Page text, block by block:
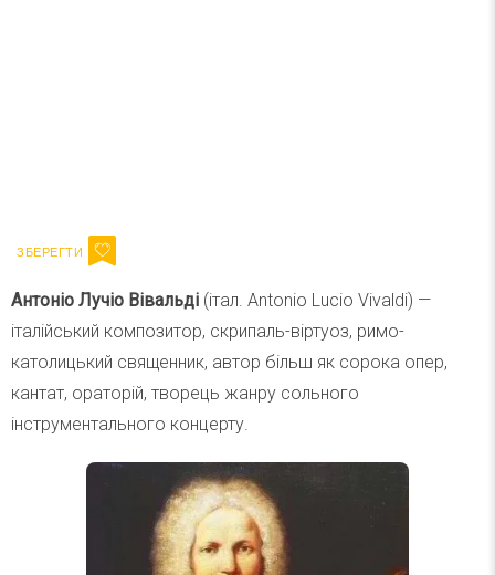
Антоніо Лучіо Вівальді (італ. Antonio Lucio Vivaldi) —
італійський композитор, скрипаль-віртуоз, римо-
католицький священник, автор більш як сорока опер,
кантат, ораторій, творець жанру сольного
інструментального концерту.